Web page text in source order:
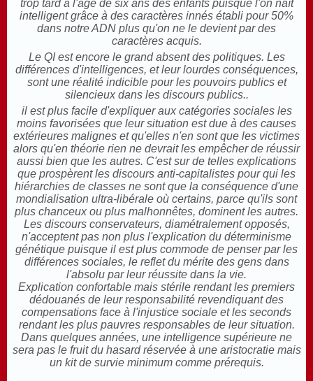
trop tard à l'âge de six ans des enfants puisque l'on naît
intelligent grâce à des caractères innés établi pour 50%
dans notre ADN plus qu'on ne le devient par des
caractères acquis.
Le QI est encore le grand absent des politiques. Les
différences d'intelligences, et leur lourdes conséquences,
sont une réalité indicible pour les pouvoirs publics et
silencieux dans les discours publics..
il est plus facile d'expliquer aux catégories sociales les
moins favorisées que leur situation est due à des causes
extérieures malignes et qu'elles n'en sont que les victimes
alors qu'en théorie rien ne devrait les empêcher de réussir
aussi bien que les autres. C'est sur de telles explications
que prospèrent les discours anti-capitalistes pour qui les
hiérarchies de classes ne sont que la conséquence d'une
mondialisation ultra-libérale où certains, parce qu'ils sont
plus chanceux ou plus malhonnêtes, dominent les autres.
Les discours conservateurs, diamétralement opposés,
n'acceptent pas non plus l'explication du déterminisme
génétique puisque il est plus commode de penser par les
différences sociales, le reflet du mérite des gens dans
l'absolu par leur réussite dans la vie.
Explication confortable mais stérile rendant les premiers
dédouanés de leur responsabilité revendiquant des
compensations face à l'injustice sociale et les seconds
rendant les plus pauvres responsables de leur situation.
Dans quelques années, une intelligence supérieure ne
sera pas le fruit du hasard réservée à une aristocratie mais
un kit de survie minimum comme prérequis.